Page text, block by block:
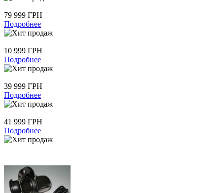
79 999 ГРН
Подробнее
10 999 ГРН
Подробнее
39 999 ГРН
Подробнее
41 999 ГРН
Подробнее